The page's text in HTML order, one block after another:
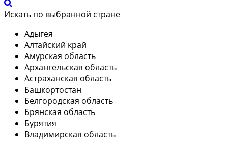
Искать по выбранной стране
Адыгея
Алтайский край
Амурская область
Архангельская область
Астраханская область
Башкортостан
Белгородская область
Брянская область
Бурятия
Владимирская область